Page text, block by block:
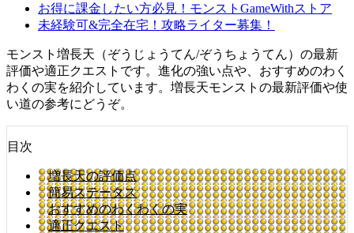
お得に課金したい方必見！モンストGameWithストア
未経験可&完全在宅！攻略ライター募集！
モンスト増長天（ぞうじょうてん/ぞうちょうてん）の最新
評価や適正クエストです。進化の強い点や、おすすめのわく
わくの実を紹介しています。増長天モンストの最新評価や使
い道の参考にどうぞ。
目次
増長天の評価点
簡易ステータス
おすすめのわくわくの実
適正クエスト